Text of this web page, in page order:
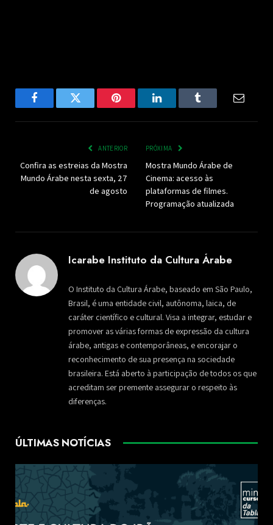
FacebookTwitter Pinterest LinkedInTumblr
ANTERIOR
Confira as estreias da Mostra
Mundo Árabe nesta sexta, 27
de agosto
PRÓXIMA
Mostra Mundo Árabe de
Cinema: acesso às
plataformas de filmes.
Programação atualizada
Icarabe Instituto da Cultura Árabe
O Instituto da Cultura Árabe, baseado em São Paulo,
Brasil, é uma entidade civil, autônoma, laica, de
caráter científico e cultural. Visa a integrar, estudar e
promover as várias formas de expressão da cultura
árabe, antigas e contemporâneas, e encorajar o
reconhecimento de sua presença na sociedade
brasileira. Está aberto à participação de todos os que
acreditam ser premente assegurar o respeito às
diferenças.
ÚLTIMAS NOTÍCIAS